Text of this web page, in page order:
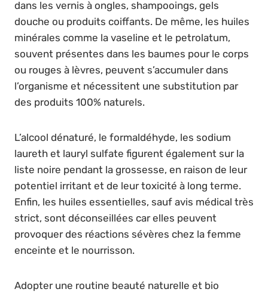
dans les vernis à ongles, shampooings, gels
douche ou produits coiffants. De même, les huiles
minérales comme la vaseline et le petrolatum,
souvent présentes dans les baumes pour le corps
ou rouges à lèvres, peuvent s’accumuler dans
l’organisme et nécessitent une substitution par
des produits 100% naturels.
L’alcool dénaturé, le formaldéhyde, les sodium
laureth et lauryl sulfate figurent également sur la
liste noire pendant la grossesse, en raison de leur
potentiel irritant et de leur toxicité à long terme.
Enfin, les huiles essentielles, sauf avis médical très
strict, sont déconseillées car elles peuvent
provoquer des réactions sévères chez la femme
enceinte et le nourrisson.
Adopter une routine beauté naturelle et bio